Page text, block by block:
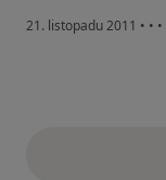
21. listopadu 2011 • • •